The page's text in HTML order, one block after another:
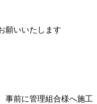
願いいたします
事前に管理組合様へ施工